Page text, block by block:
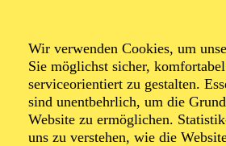
Wir verwenden Cookies, um
Sie möglichst sicher,
serviceorientiert zu gestalten.
sind unentbehrlich, um die
Website zu ermöglichen.
uns zu verstehen, wie die
TERMIN
Mittwoch 9. Juni
Donnerstag 10.